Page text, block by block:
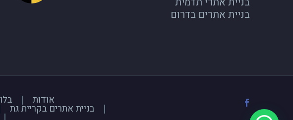
בניית אתרים בדרום
אודות
בניית אתרים בקריית גת